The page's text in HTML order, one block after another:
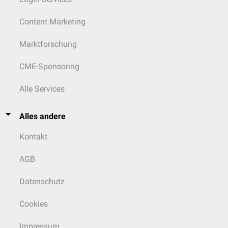
Content Marketing
Marktforschung
CME-Sponsoring
Alle Services
Alles andere
Kontakt
AGB
Datenschutz
Cookies